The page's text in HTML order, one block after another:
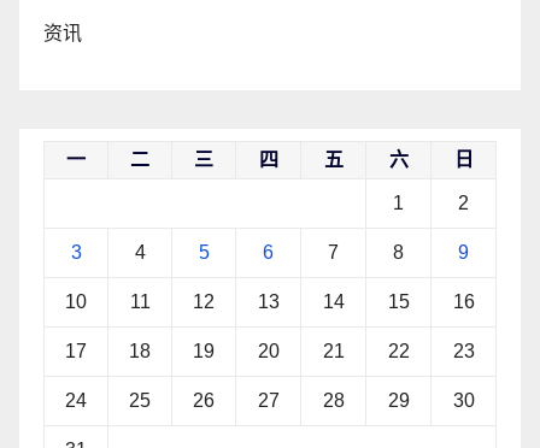
资讯
一 二 三 四 五 六 日
1 2
3 4 5 6 7 8 9
10 11 12 13 14 15 16
17 18 19 20 21 22 23
24 25 26 27 28 29 30